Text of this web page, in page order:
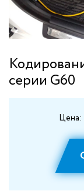
серии G60
Цена: